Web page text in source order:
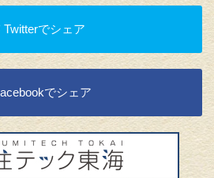
Twitterでシェア
でシェア